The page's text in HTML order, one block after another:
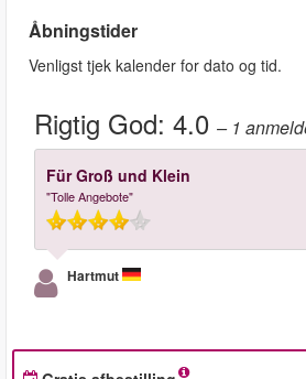
Åbningstider
Venligst tjek kalender for dato og tid.
Rigtig God: 4.0 – 1
Für Groß und Klein
"Tolle Angebote"
Hartmut